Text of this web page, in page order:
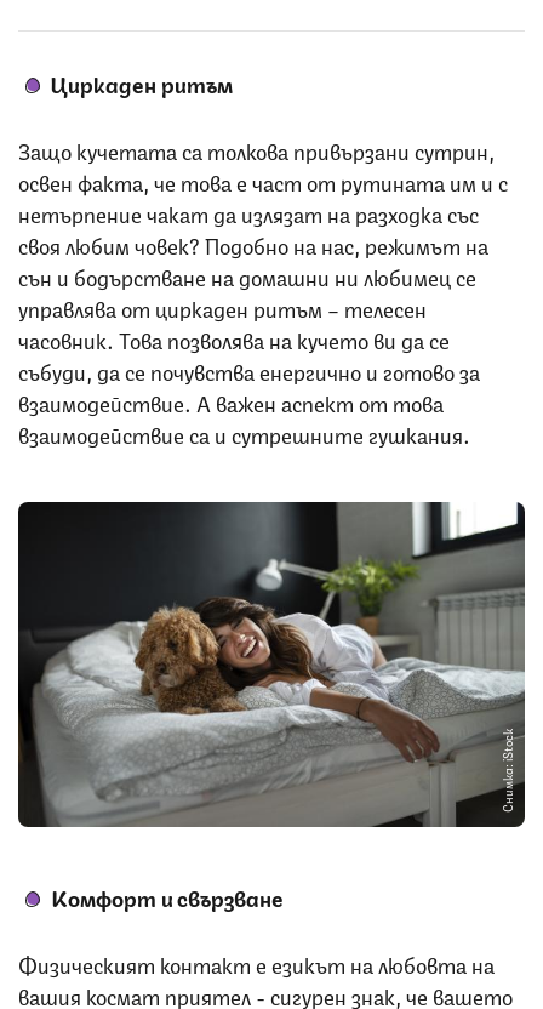
Циркаден ритъм
Защо кучетата са толкова привързани сутрин,
освен факта, че това е част от рутината им и с
нетърпение чакат да излязат на разходка със
своя любим човек? Подобно на нас, режимът на
сън и бодърстване на домашни ни любимец се
управлява от циркаден ритъм – телесен
часовник. Това позволява на кучето ви да се
събуди, да се почувства енергично и готово за
взаимодействие. А важен аспект от това
взаимодействие са и сутрешните гушкания.
Снимка: iStock
Комфорт и свързване
Физическият контакт е езикът на любовта на
вашия космат приятел - сигурен знак, че вашето